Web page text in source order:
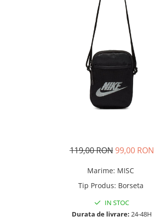
119,00 RON 99,00 RON
Marime: MISC
Tip Produs: Borseta
IN STOC
Durata de livrare: 24-48H